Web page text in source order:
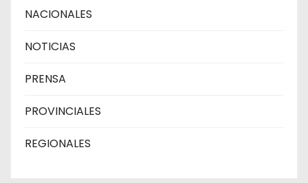
NACIONALES
NOTICIAS
PRENSA
PROVINCIALES
REGIONALES